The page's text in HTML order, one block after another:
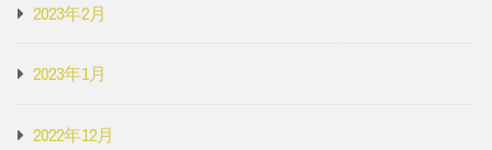
2023年2月
2023年1月
2022年12月